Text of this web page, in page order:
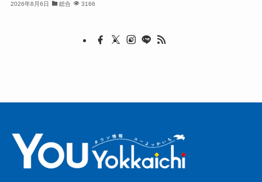
2026年8月6日 総合 3166